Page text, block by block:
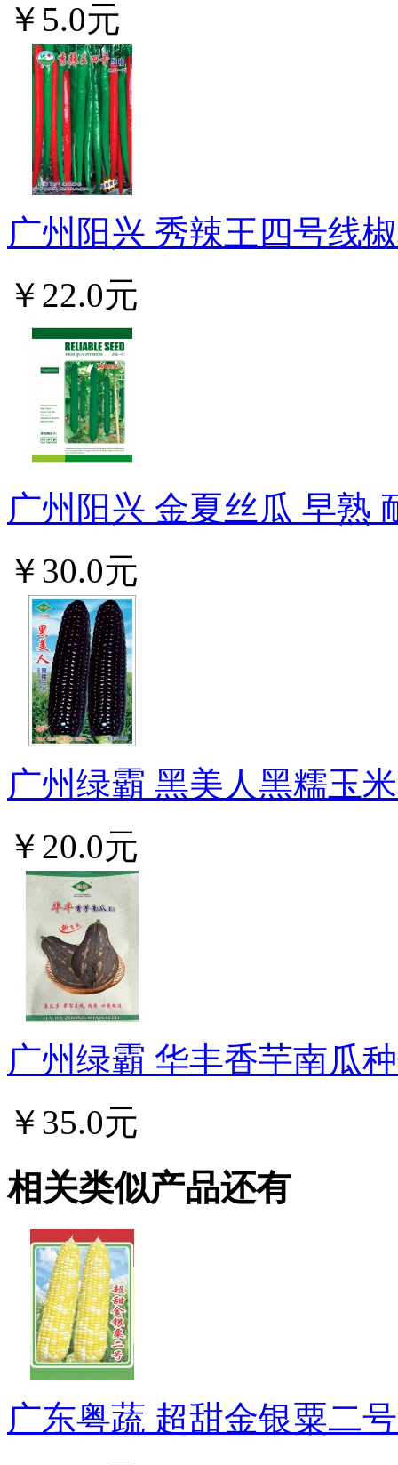
￥5.0元
广州阳兴 秀辣王四号线
￥22.0元
广州阳兴 金夏丝瓜 早熟
￥30.0元
广州绿霸 黑美人黑糯玉
￥20.0元
广州绿霸 华丰香芋南瓜
￥35.0元
相关类似产品还有
广东粤蔬 超甜金银粟二